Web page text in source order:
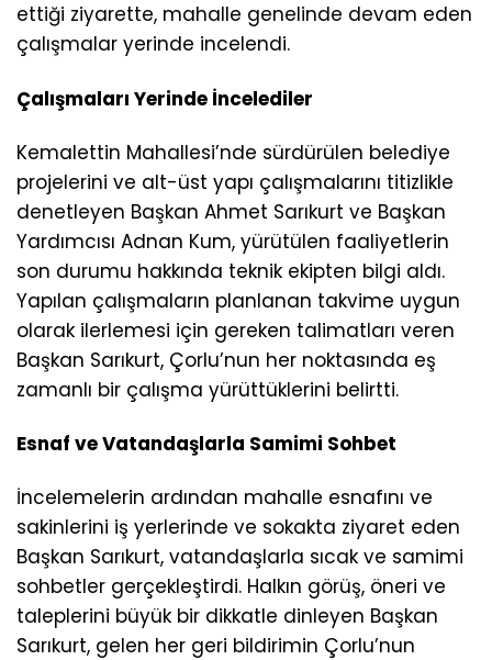
ettiği ziyarette, mahalle genelinde devam eden
çalışmalar yerinde incelendi.
Çalışmaları Yerinde İncelediler
Kemalettin Mahallesi’nde sürdürülen belediye
projelerini ve alt-üst yapı çalışmalarını titizlikle
denetleyen Başkan Ahmet Sarıkurt ve Başkan
Yardımcısı Adnan Kum, yürütülen faaliyetlerin
son durumu hakkında teknik ekipten bilgi aldı.
Yapılan çalışmaların planlanan takvime uygun
olarak ilerlemesi için gereken talimatları veren
Başkan Sarıkurt, Çorlu’nun her noktasında eş
zamanlı bir çalışma yürüttüklerini belirtti.
Esnaf ve Vatandaşlarla Samimi Sohbet
İncelemelerin ardından mahalle esnafını ve
sakinlerini iş yerlerinde ve sokakta ziyaret eden
Başkan Sarıkurt, vatandaşlarla sıcak ve samimi
sohbetler gerçekleştirdi. Halkın görüş, öneri ve
taleplerini büyük bir dikkatle dinleyen Başkan
Sarıkurt, gelen her geri bildirimin Çorlu’nun